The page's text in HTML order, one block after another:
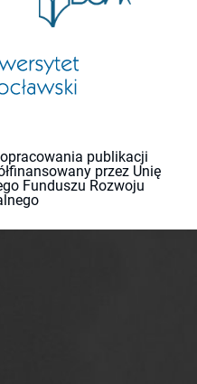
publikacji
przez Unię
Funduszu Rozwoju